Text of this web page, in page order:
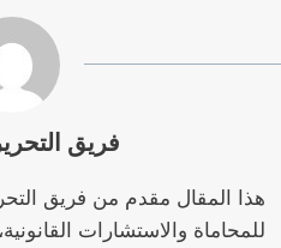
فريق
هذا المقال مقدم من فريق
للمحاماة والاستشارات